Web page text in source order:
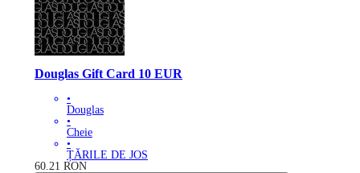
Douglas Gift Card 10 EUR
•
Douglas
•
Cheie
•
ȚĂRILE DE JOS
60.21 RON